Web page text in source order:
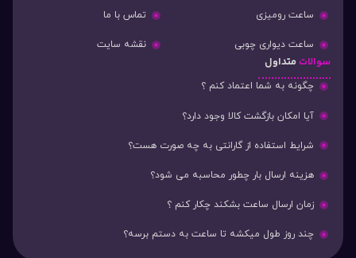
ساعت رومیزی
ساعت دیواری چوبی
تماس با ما
نقشه سایت
سوالات متداول
چگونه به شما اعتماد کنم ؟
آیا امکان بازگشت کالا وجود دارد؟
شرایط استفاده از گارانتی به چه صورت هست؟
هزینه ارسال بار چطور محاسبه می شود؟
زمان ارسال ساعت بشکند چکار کنم ؟
چند روز طول میکشه تا ساعت به دستم برسه؟